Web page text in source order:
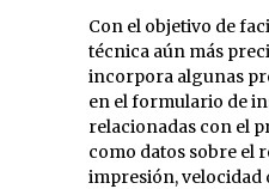
Con el objetivo de
técnica aún más
incorpora algunas
en el formulario de
relacionadas con el
como datos sobre el
impresión, velocidad